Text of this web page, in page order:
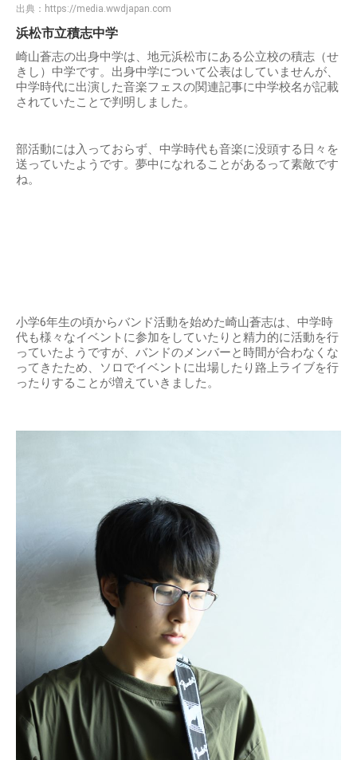
出典： https://media.wwdjapan.com
浜松市立積志中学
崎山蒼志の出身中学は、地元浜松市にある公立校の積志（せ
きし）中学です。出身中学について公表はしていませんが、
中学時代に出演した音楽フェスの関連記事に中学校名が記載
されていたことで判明しました。
部活動には入っておらず、中学時代も音楽に没頭する日々を
送っていたようです。夢中になれることがあるって素敵です
ね。
小学6年生の頃からバンド活動を始めた崎山蒼志は、中学時
代も様々なイベントに参加をしていたりと精力的に活動を行
っていたようですが、バンドのメンバーと時間が合わなくな
ってきたため、ソロでイベントに出場したり路上ライブを行
ったりすることが増えていきました。